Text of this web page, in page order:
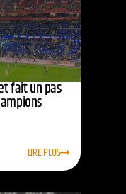
fait un pas
LIRE PLUS